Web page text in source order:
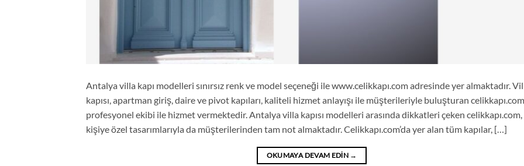
Antalya villa kapı modelleri sınırsız renk ve model seçeneği ile www.celikkapı.com adresinde yer almaktadır.
kapısı, apartman giriş, daire ve pivot kapıları, kaliteli hizmet anlayışı ile müşterileriyle buluşturan
profesyonel ekibi ile hizmet vermektedir. Antalya villa kapısı modelleri arasında dikkatleri çeken celikkapı.com,
kişiye özel tasarımlarıyla da müşterilerinden tam not almaktadır. Celikkapı.com’da yer alan tüm kapılar, […]
OKUMAYA DEVAM EDIN →